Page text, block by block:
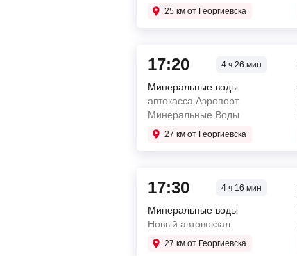
25 км от Георгиевска
17:20 4 ч 26 мин
Минеральные воды
автокасса Аэропорт
Минеральные Воды
27 км от Георгиевска
17:30 4 ч 16 мин
Минеральные воды
Новый автовокзал
27 км от Георгиевска